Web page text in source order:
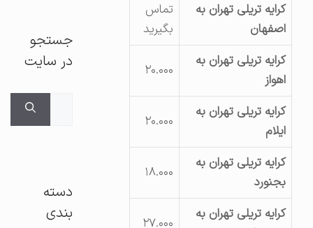
کرایه تریلی تهران به
اصفهان
تماس
بگیرید
کرایه تریلی تهران به
۲۰.۰۰۰
کرایه تریلی تهران به
۲۰.۰۰۰
کرایه تریلی تهران به
بجنورد
۱۸.۰۰۰
کرایه تریلی تهران به
۲۷.۰۰۰
جستجو
در سایت
دسته
بندی